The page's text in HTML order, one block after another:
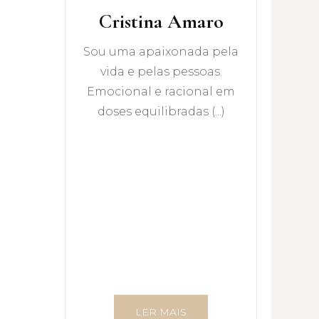
Cristina Amaro
Sou uma apaixonada pela
vida e pelas pessoas.
Emocional e racional em
doses equilibradas (...)
LER MAIS